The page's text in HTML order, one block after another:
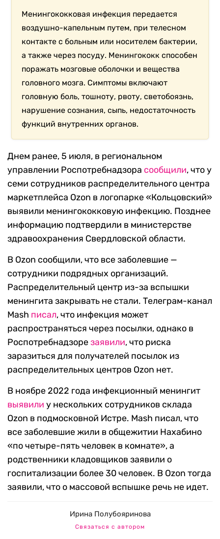
Менингококковая инфекция передается
воздушно-капельным путем, при телесном
контакте с больным или носителем бактерии,
а также через посуду. Менингококк способен
поражать мозговые оболочки и вещества
головного мозга. Симптомы включают
головную боль, тошноту, рвоту, светобоязнь,
нарушение сознания, сыпь, недостаточность
функций внутренних органов.
Днем ранее, 5 июля, в региональном
управлении Роспотребнадзора сообщили, что у
семи сотрудников распределительного центра
маркетплейса Ozon в логопарке «Кольцовский»
выявили менингококковую инфекцию. Позднее
информацию подтвердили в министерстве
здравоохранения Свердловской области.
В Ozon сообщили, что все заболевшие —
сотрудники подрядных организаций.
Распределительный центр из-за вспышки
менингита закрывать не стали. Телеграм-канал
Mash писал, что инфекция может
распространяться через посылки, однако в
Роспотребнадзорезаявили, что риска
заразиться для получателей посылок из
распределительных центров Ozon нет.
В ноябре 2022 года инфекционный менингит
выявили у нескольких сотрудников склада
Ozon в подмосковной Истре. Mash писал, что
все заболевшие жили в общежитии Нахабино
«по четыре-пять человек в комнате», а
родственники кладовщиков заявили о
госпитализации более 30 человек. В Ozon тогда
заявили, что о массовой вспышке речь не идет.
Ирина Полубояринова
Связаться с автором